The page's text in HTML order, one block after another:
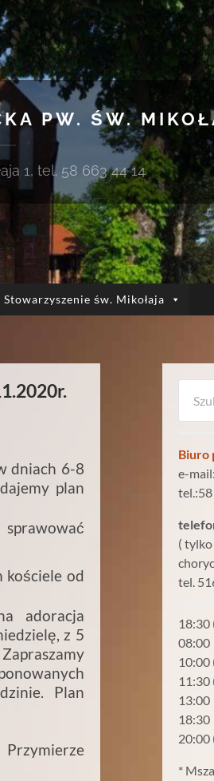
PW. ŚW.
1, tel. 58 663 44 14
Stowarzyszenie św. Mikołaja
dniach 6-8
plan
kościele od
adoracja
z 5
Plan
Biuro
e-mail:
(
tel.
18:30
08:00
10:00
11:30
13:00
18:30
20:00
*